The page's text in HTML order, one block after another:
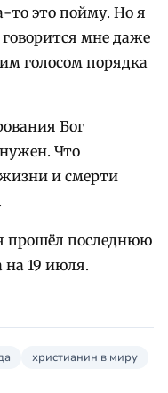
то это пойму. Но я
мне даже
голосом порядка
Бог
Что
и смерти
прошёл последнюю
на 19 июля.
христианин в миру